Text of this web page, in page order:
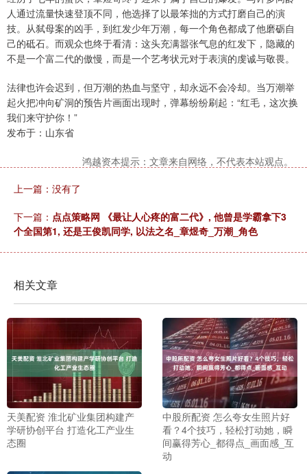
人通过流量快速登顶不同，他选择了以最笨拙的方式打磨自己的演
技。从弑母案的凶手，到红发少年万潮，每一个角色都成了他磨砺自
己的砥石。而观众也终于看清：这头充满嚣张气息的红发下，隐藏的
不是一个富二代的傲慢，而是一个艺考状元对于表演的虔诚与敬畏。
法律也许会迟到，但万潮的热血与坚守，却永远不会冷却。当万潮举
起火把冲向矿洞的预告片画面出现时，弹幕纷纷刷起：“红毛，这次换
我们来守护你！”
发布于：山东省
鸿越资本提示：文章来自网络，不代表本站观点。
上一篇：没有了
下一篇： 点点策略网 《最让人心疼的富二代》, 他曾是学霸拿下3
个全国第1, 还是王俊凯同学, 以法之名_章煜奇_万潮_角色
相关文章
天美配资 淮北矿业集团构建产
学研协创平台 打造化工产业生
态圈
中股所配资 怎么夸女生照片好
看？4个技巧，轻松打动她，瞬
间赢得芳心_都得点_画面感_互
动